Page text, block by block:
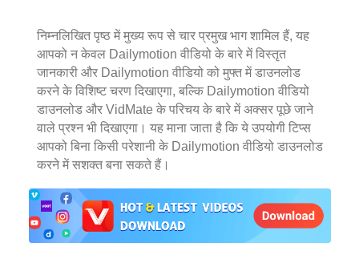
डाउनलोड
Instagram Downloader
YT to MP3
Español
Français
Italiano
Português
Türkçe
निम्नलिखित पृष्ठ में मुख्य रूप से चार प्रमुख भाग शामिल हैं, यह
आपको न केवल Dailymotion वीडियो के बारे में विस्तृत
जानकारी और Dailymotion वीडियो को मुफ्त में डाउनलोड
करने के विशिष्ट चरण दिखाएगा, बल्कि Dailymotion वीडियो
डाउनलोड और VidMate के परिचय के बारे में अक्सर पूछे जाने
वाले प्रश्न भी दिखाएगा। यह माना जाता है कि ये उपयोगी टिप्स
आपको बिना किसी परेशानी के Dailymotion वीडियो डाउनलोड
करने में सशक्त बना सकते हैं।